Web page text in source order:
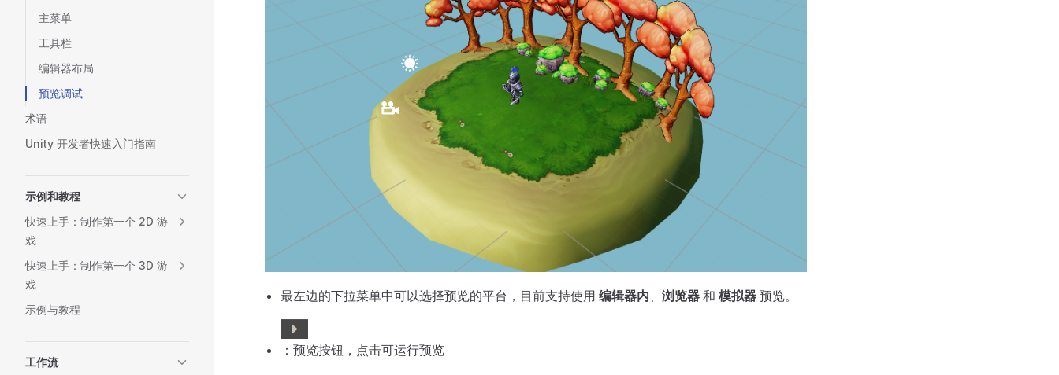
主菜单
工具栏
编辑器布局
预览调试
术语
Unity 开发者快速入门指南
示例和教程
快速上手：制作第一个 2D 游
戏
快速上手：制作第一个 3D 游
戏
示例与教程
工作流
最左边的下拉菜单中可以选择预览的平台，目前支持使用 编辑器内 浏览器 和 模拟器 预览。
：预览按钮，点击可运行预览